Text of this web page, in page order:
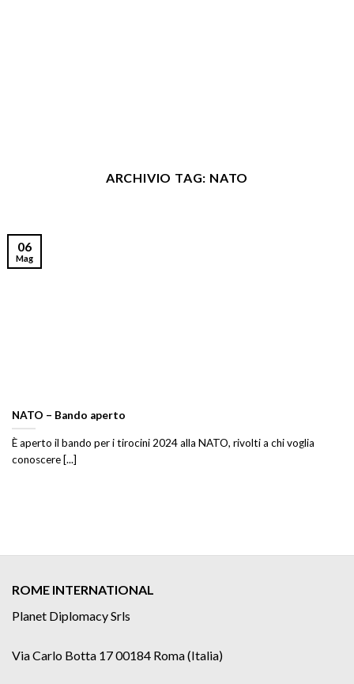
ARCHIVIO TAG: NATO
NATO – Bando aperto
È aperto il bando per i tirocini 2024 alla NATO, rivolti a chi voglia
conoscere [...]
06
Mag
ROME INTERNATIONAL
Planet Diplomacy Srls
Via Carlo Botta 17 00184 Roma (Italia)